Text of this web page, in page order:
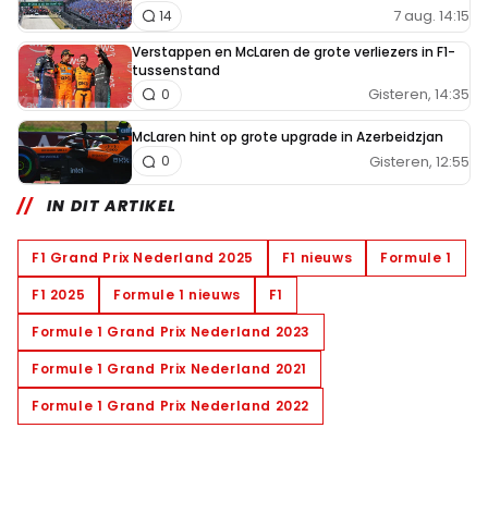
7 aug. 14:15
14
Verstappen en McLaren de grote verliezers in F1-
tussenstand
Gisteren, 14:35
0
McLaren hint op grote upgrade in Azerbeidzjan
Gisteren, 12:55
0
IN DIT ARTIKEL
F1 Grand Prix Nederland 2025 F1 nieuws
Formule 1
F1 2025
Formule 1 nieuws
F1
Formule 1 Grand Prix Nederland 2023
Formule 1 Grand Prix Nederland 2021
Formule 1 Grand Prix Nederland 2022